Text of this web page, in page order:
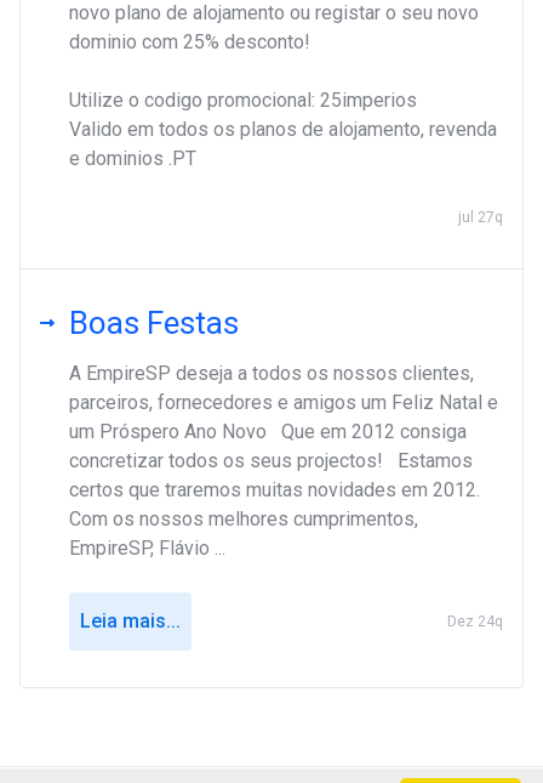
novo plano de alojamento ou registar o seu novo
dominio com 25% desconto!
Utilize o codigo promocional: 25imperios
Valido em todos os planos de alojamento, revenda
e dominios .PT
jul 27q
Boas Festas
A EmpireSP deseja a todos os nossos clientes,
parceiros, fornecedores e amigos um Feliz Natal e
um Próspero Ano Novo Que em 2012 consiga
concretizar todos os seus projectos! Estamos
certos que traremos muitas novidades em 2012.
Com os nossos melhores cumprimentos,
EmpireSP, Flávio ...
Leia mais... Dez 24q